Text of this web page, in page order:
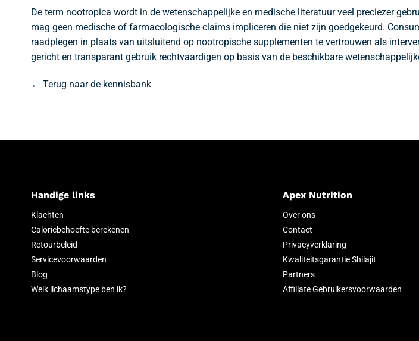
De term nootropica wordt in de wetenschappelijke en medische literatuur veel preciezer
mag geen medische of farmacologische claims impliceren die niet zijn goedgekeurd.
raadplegen in plaats van uitsluitend op nootropische supplementen te vertrouwen als
gericht en transparant gebruik rechtvaardigen op basis van de beschikbare
← Terug naar de kennisbank
Handige links
Klachten
Caloriebehoefte berekenen
Retourbeleid
Servicevoorwaarden
Blog
Welk lichaamstype ben ik?
Apex Nutrition
Over ons
Contact
Privacyverklaring
Kwaliteitsgarantie Shilajit
Partners
Affiliate Gebruikersvoorwaarden